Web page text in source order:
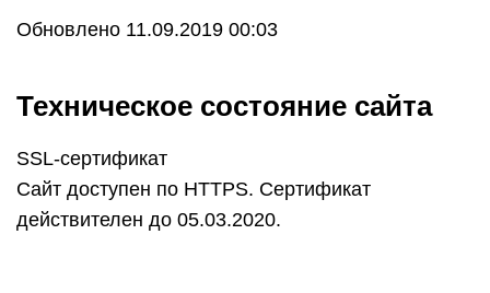
Обновлено 11.09.2019 00:03
Техническое состояние сайта
SSL-сертификат
Cайт доступен по HTTPS. Сертификат
действителен до 05.03.2020.